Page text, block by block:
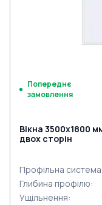
Попереднє
замовлення
Вікна 3500x1800
двох сторін
Профільна система
Глибина профілю:
Ущільнення: